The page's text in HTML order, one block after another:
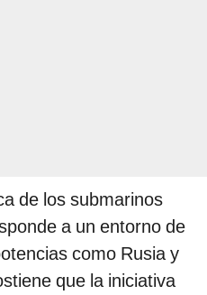
de los submarinos
a un entorno de
como Rusia y
que la iniciativa